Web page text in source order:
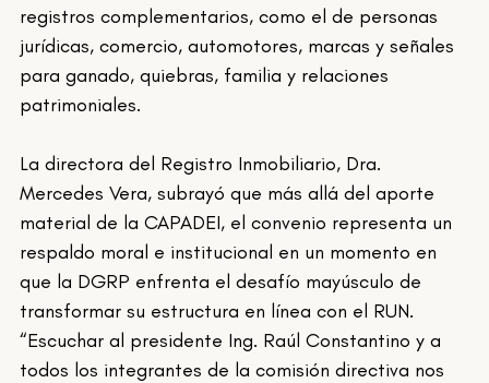
registros complementarios, como el de personas
jurídicas, comercio, automotores, marcas y señales
para ganado, quiebras, familia y relaciones
patrimoniales.
La directora del Registro Inmobiliario, Dra.
Mercedes Vera, subrayó que más allá del aporte
material de la CAPADEI, el convenio representa un
respaldo moral e institucional en un momento en
que la DGRP enfrenta el desafío mayúsculo de
transformar su estructura en línea con el RUN.
“Escuchar al presidente Ing. Raúl Constantino y a
todos los integrantes de la comisión directiva nos